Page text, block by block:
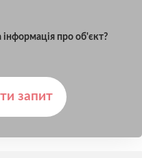
інформація про об'єкт?
запит